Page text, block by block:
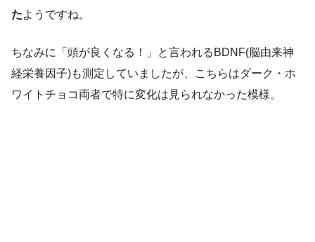
たようですね。
ちなみに「頭が良くなる！」と言われるBDNF(脳由来神
経栄養因子)も測定していましたが、こちらはダーク・ホ
ワイトチョコ両者で特に変化は見られなかった模様。